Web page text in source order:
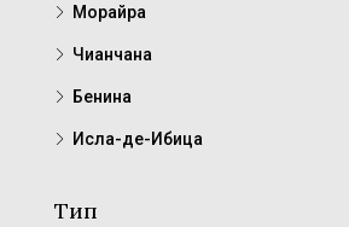
Морайра
Чианчана
Бенина
Исла-де-Ибица
Тип